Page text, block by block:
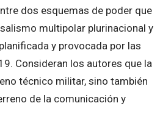
dos esquemas de poder que
multipolar plurinacional y
y provocada por las
Consideran los autores que la
técnico militar, sino también
de la comunicación y